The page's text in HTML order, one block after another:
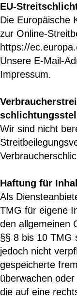
EU-
Die Europäische
zur Online-
https://
Unsere E-Mail-
Impressum.
Wir sind nicht
Haftung für
Als
TMG für eigene
den allgemeinen
§§ 8 bis 10 TMG
jedoch nicht
gespeicherte
überwachen
die auf eine